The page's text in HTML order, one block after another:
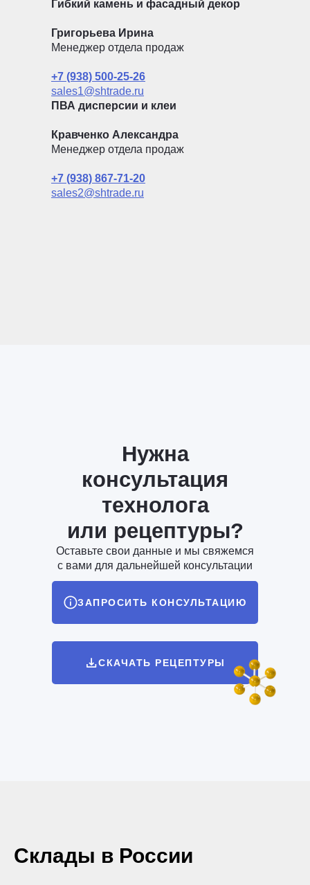
Гибкий камень и фасадный декор
Григорьева Ирина
Менеджер отдела продаж
+7 (938) 500-25-26
sales1@shtrade.ru
ПВА дисперсии и клеи
Кравченко Александра
Менеджер отдела продаж
+7 (938) 867-71-20
sales2@shtrade.ru
СКАЧАТЬ РЕЦЕПТУРЫ
ЗАПРОСИТЬ КОНСУЛЬТАЦИЮ
Нужна
консультация
технолога
или рецептуры?
Оставьте свои данные и мы свяжемся
с вами для дальнейшей консультации
Склады в России